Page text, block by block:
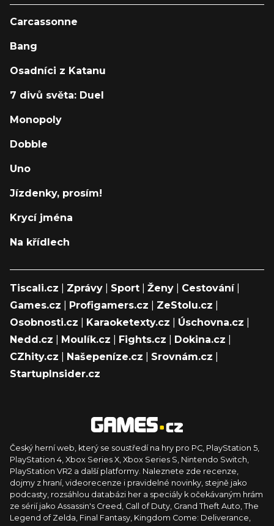
Carcassonne
Bang
Osadníci z Katanu
7 divů světa: Duel
Monopoly
Dobble
Uno
Jízdenky, prosím!
Krycí jména
Na křídlech
Tiscali.cz Zprávy Sport Ženy Cestování|
Games.cz
Profigamers.cz ZeStolu.cz
Osobnosti.cz
Karaoketexty.cz Úschovna.cz
Nedd.cz
Moulík.cz Fights.cz Dokina.cz
CZhity.cz
Našepeníze.cz Srovnám.cz
StartupInsider.cz
Český herní web, který se soustředí na hry pro PC, PlayStation 5,
PlayStation 4, Xbox Series X, Xbox Series S, Nintendo Switch,
PlayStation VR2 a další platformy. Naleznete zde recenze,
dojmy z hraní, videorecenze i pravidelné novinky, stejně jako
podcasty, rozsáhlou databázi her a speciály k očekávaným hrám
ze sérií jako Assassin's Creed, Call of Duty, Grand Theft Auto, The
Legend of Zelda, Final Fantasy, Kingdom Come: Deliverance,